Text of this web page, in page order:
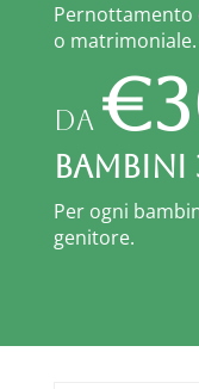
Pernottamento
o matrimoniale.
da
Per ogni
genitore.